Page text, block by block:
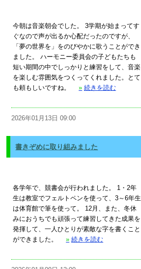
今朝は音楽朝会でした。 3学期が始まってす
ぐなので声が出るか心配だったのですが、
「夢の世界を」をのびやかに歌うことができ
ました。 ハーモニー委員会の子どもたちも
短い期間の中でしっかりと練習をして、音楽
を楽しむ雰囲気をつくってくれました。とて
も頼もしいですね。
» 続きを読む
2026年01月13日 09:00
書きぞめに取り組みました
各学年で、競書会が行われました。 1・2年
生は教室でフェルトペンを使って、3～6年生
は体育館で筆を使って。 12月、また、冬休
みにおうちでも頑張って練習してきた成果を
発揮して、一人ひとりが素敵な字を書くこと
ができました。
» 続きを読む